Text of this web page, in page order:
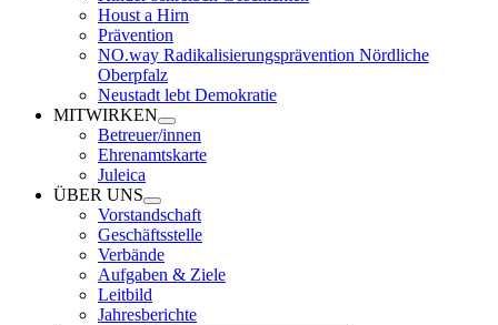
Houst a Hirn
Prävention
NO.way Radikalisierungsprävention Nördliche
Oberpfalz
Neustadt lebt Demokratie
MITWIRKEN
Betreuer/innen
Ehrenamtskarte
Juleica
ÜBER UNS
Vorstandschaft
Geschäftsstelle
Verbände
Aufgaben & Ziele
Leitbild
Jahresberichte